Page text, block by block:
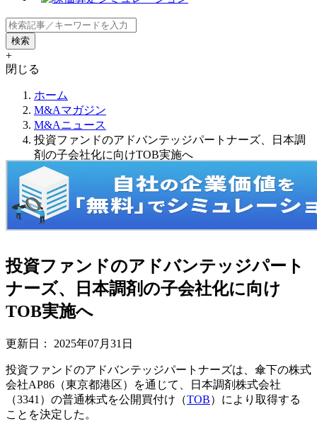
+
閉じる
ホーム
M&Aマガジン
M&Aニュース
投資ファンドのアドバンテッジパートナーズ、日本調
剤の子会社化に向けTOB実施へ
投資ファンドのアドバンテッジパート
ナーズ、日本調剤の子会社化に向け
TOB実施へ
更新日： 2025年07月31日
投資ファンドのアドバンテッジパートナーズは、傘下の株式
会社AP86（東京都港区）を通じて、日本調剤株式会社
（3341）の普通株式を公開買付け（TOB）により取得する
ことを決定した。